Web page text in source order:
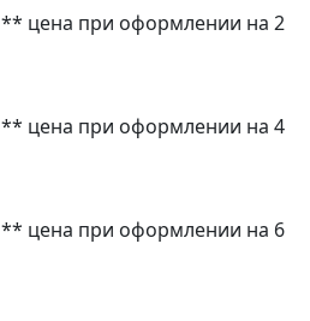
** цена при оформлении на 2
** цена при оформлении на 4
** цена при оформлении на 6